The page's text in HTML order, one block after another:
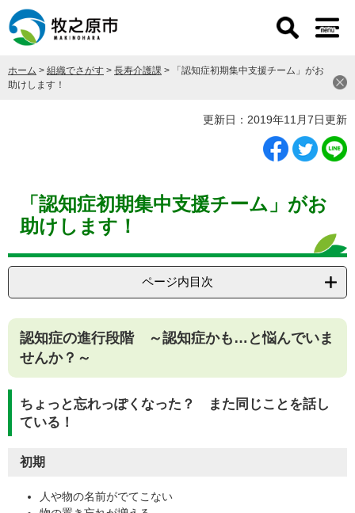
ー
先
頭
ニ
を
飛
ホーム > 組織でさがす > 長寿介護課 >
「認知症初期集中支援チーム」がお
助けします！
更新日：2019年11月7日更新
「認知症初期集中支援チーム」がお
助けします！
ページ内目次
認知症の進行段階 ～認知症かも…と悩んでいま
せんか？～
ちょっと忘れっぽくなった？ また同じことを話し
ている！
初期
人や物の名前がでてこない